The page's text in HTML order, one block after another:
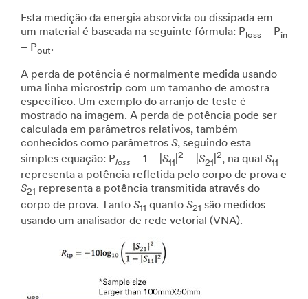
Esta medição da energia absorvida ou dissipada em
um material é baseada na seguinte fórmula: P loss = Pin
– Pout.
A perda de potência é normalmente medida usando
uma linha microstrip com um tamanho de amostra
específico. Um exemplo do arranjo de teste é
mostrado na imagem. A perda de potência pode ser
calculada em parâmetros relativos, também
conhecidos como parâmetros S, seguindo esta
simples equação: Ploss = 1 – | S11
2 – | S21
2, na qual S11
representa a potência refletida pelo corpo de prova e
S21 representa a potência transmitida através do
corpo de prova. Tanto S11 quanto S21 são medidos
usando um analisador de rede vetorial (VNA).